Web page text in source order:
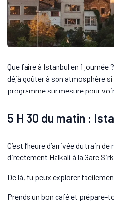
Que faire à Istanbul en 1
déjà goûter à son atmosphère
programme sur mesure pour
5 H 30 du matin :
C’est l’heure d’arrivée du train
directement Halkali à la Gare
De là, tu peux explorer
Prends un bon café et prépare-